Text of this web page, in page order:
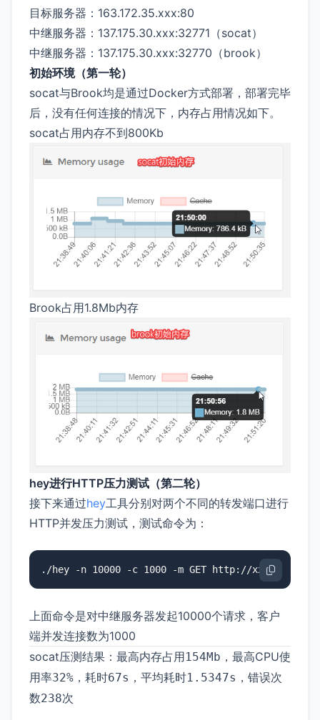
目标服务器：163.172.35.xxx:80
中继服务器：137.175.30.xxx:32771（socat）
中继服务器：137.175.30.xxx:32770（brook）
初始环境（第一轮）
socat与Brook均是通过Docker方式部署，部署完毕
后，没有任何连接的情况下，内存占用情况如下。
socat占用内存不到800Kb
Brook占用1.8Mb内存
hey进行HTTP压力测试（第二轮）
接下来通过hey工具分别对两个不同的转发端口进行
HTTP并发压力测试，测试命令为：
./hey -n 10000 -c 1000 -m GET http://xxx/
上面命令是对中继服务器发起10000个请求，客户
端并发连接数为1000
socat压测结果：最高内存占用154Mb ，最高CPU使
用率32% ，耗时67s ，平均耗时1.5347s ，错误次
数238次